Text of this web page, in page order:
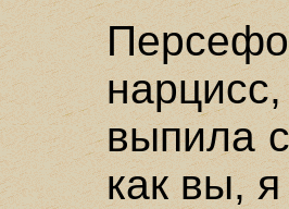
выпила
как вы,